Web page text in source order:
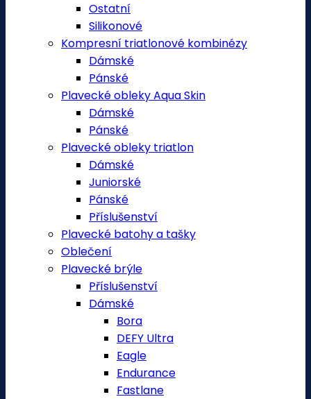
Ostatní
Silikonové
Kompresní triatlonové kombinézy
Dámské
Pánské
Plavecké obleky Aqua Skin
Dámské
Pánské
Plavecké obleky triatlon
Dámské
Juniorské
Pánské
Příslušenství
Plavecké batohy a tašky
Oblečení
Plavecké brýle
Příslušenství
Dámské
Bora
DEFY Ultra
Eagle
Endurance
Fastlane